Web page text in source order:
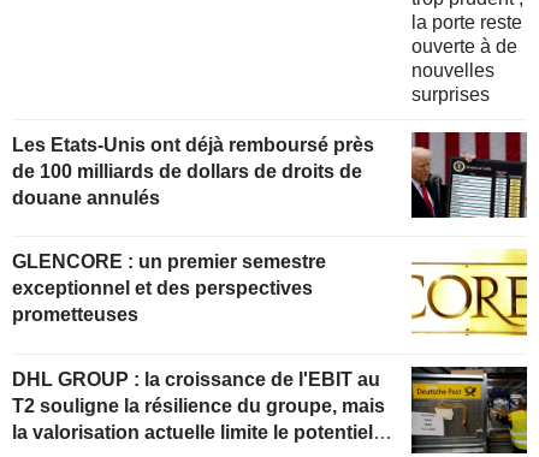
Les Etats-Unis ont déjà remboursé près
de 100 milliards de dollars de droits de
douane annulés
GLENCORE : un premier semestre
exceptionnel et des perspectives
prometteuses
DHL GROUP : la croissance de l'EBIT au
T2 souligne la résilience du groupe, mais
la valorisation actuelle limite le potentiel